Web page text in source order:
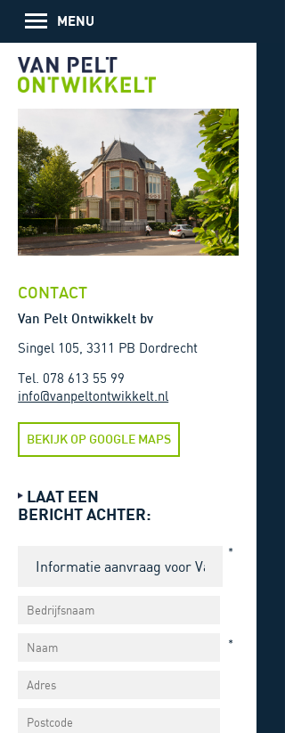
MENU
HOME
OVER ONS
PROJECTEN
GEREALISEERDE PROJECTEN
PROJECTEN IN ONTWIKKELING
PROJECTEN IN VOORBEREIDING
AANBOD
WONINGEN
KANTOREN
WINKELS
CONTACT
CONTACT
Van Pelt Ontwikkelt bv
Singel 105, 3311 PB Dordrecht
Tel. 078 613 55 99
info@vanpeltontwikkelt.nl
BEKIJK OP GOOGLE MAPS
LAAT EEN
BERICHT ACHTER:
*
*